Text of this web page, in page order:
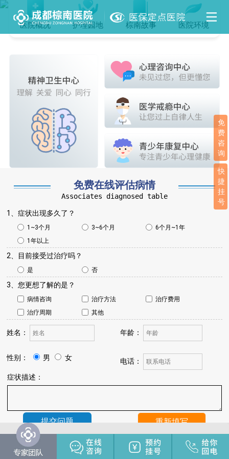
医院概况 护理园地 棕南故事 医院环境
免费在线评估病情
Associates diagnosed table
1、症状出现多久了？
1~3个月 3~6个月
6个月~1年
1年以上
2、目前接受过治疗吗？
是 否
3、您更想了解的是？
病情咨询 治疗方法
治疗费用
治疗周期
其他
姓名： 年龄：
性别： 男 女
电话：
症状描述：
温馨提示：
我院将于24小时内与您联系，请保持手机畅通，注
意来电。
免
费
咨
询
快
捷
挂
号